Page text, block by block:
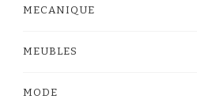
MECANIQUE
MEUBLES
MODE